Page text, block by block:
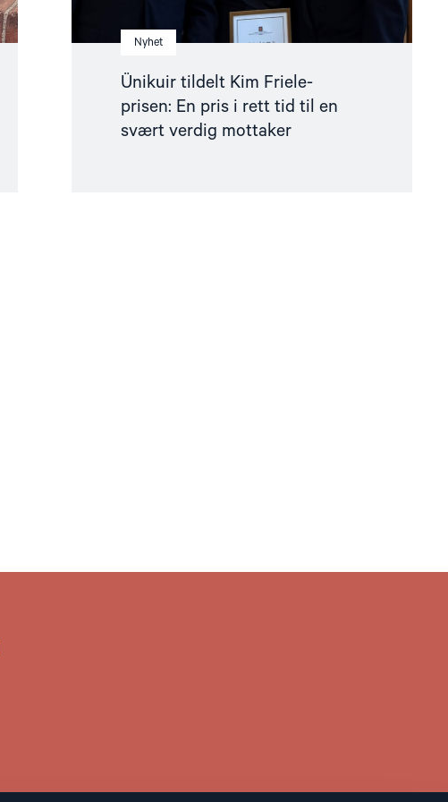
Nyhet
Ünikuir tildelt Kim Friele-
prisen: En pris i rett tid til en
svært verdig mottaker
svært
verdig
mottaker"